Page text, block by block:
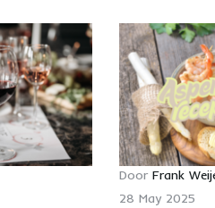
Door Frank
28 May 2025